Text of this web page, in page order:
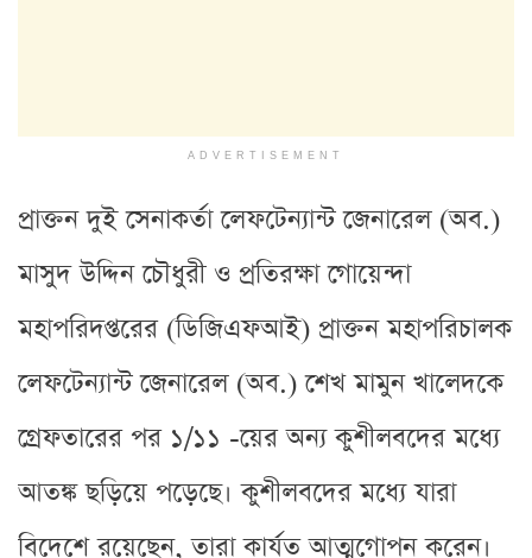
ADVERTISEMENT
প্রাক্তন দুই সেনাকর্তা লেফটেন্যান্ট জেনারেল (অব.)
মাসুদ উদ্দিন চৌধুরী ও প্রতিরক্ষা গোয়েন্দা
মহাপরিদপ্তরের (ডিজিএফআই) প্রাক্তন মহাপরিচালক
লেফটেন্যান্ট জেনারেল (অব.) শেখ মামুন খালেদকে
গ্রেফতারের পর ১/১১ -য়ের অন্য কুশীলবদের মধ্যে
আতঙ্ক ছড়িয়ে পড়েছে। কুশীলবদের মধ্যে যারা
বিদেশে রয়েছেন, তারা কার্যত আত্মগোপন করেন।